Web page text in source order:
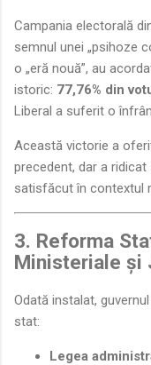
Campania electorală
semnul unei „psihoze
o „eră nouă”, au
istoric: 77,76% din
Liberal a suferit o
Această victorie a
precedent, dar a
satisfăcut în contextul
3. Reforma
Ministeriale și
Odată instalat,
stat:
Legea